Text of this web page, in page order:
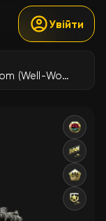
Увійти
Souvenir SG 553 | Desert Blossom (Well-Worn)